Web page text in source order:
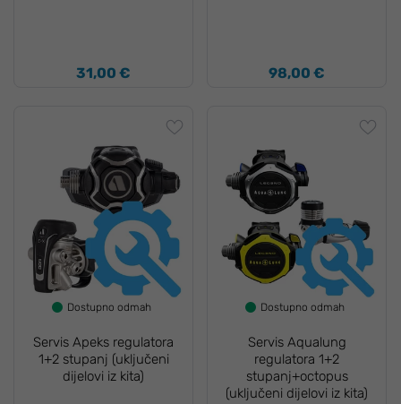
31,00 € 98,00 €
Dostupno odmah
Servis Apeks regulatora
1+2 stupanj (uključeni
dijelovi iz kita)
Dostupno odmah
Servis Aqualung
regulatora 1+2
stupanj+octopus
(uključeni dijelovi iz kita)